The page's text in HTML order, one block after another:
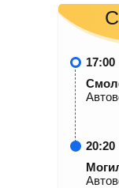
17:00
20:20